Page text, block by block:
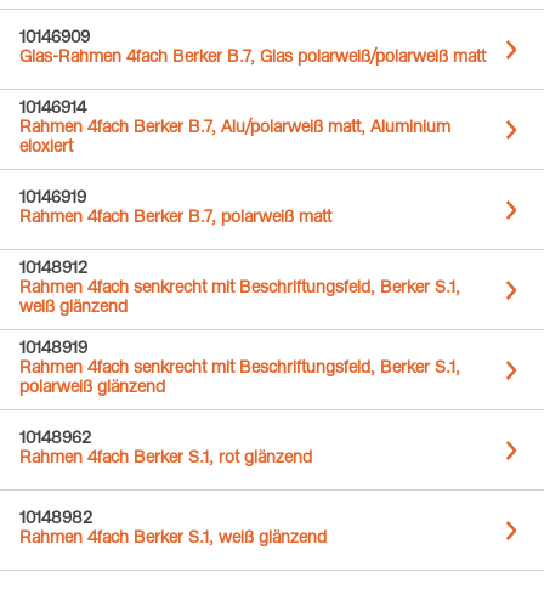
10146909
Glas-Rahmen 4fach Berker B.7, Glas polarweiß/polarweiß matt
10146914
Rahmen 4fach Berker B.7, Alu/polarweiß matt, Aluminium
eloxiert
10146919
Rahmen 4fach Berker B.7, polarweiß matt
10148912
Rahmen 4fach senkrecht mit Beschriftungsfeld, Berker S.1,
weiß glänzend
10148919
Rahmen 4fach senkrecht mit Beschriftungsfeld, Berker S.1,
polarweiß glänzend
10148962
Rahmen 4fach Berker S.1, rot glänzend
10148982
Rahmen 4fach Berker S.1, weiß glänzend